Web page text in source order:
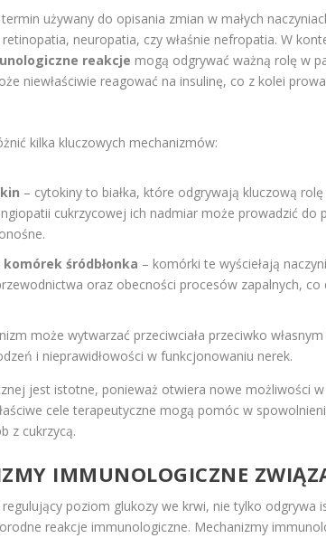
używany do opisania zmian w małych
neuropatia, czy właśnie nefropatia. W
reakcje mogą odgrywać ważną rolę w
niewłaściwie reagować na insulinę, co z kolei
kilka kluczowych mechanizmów:
– cytokiny to białka, które odgrywają kluczową
cukrzycowej ich nadmiar może prowadzić do
śródbłonka – komórki te wyściełają
oraz obecności procesów zapalnych,
może wytwarzać przeciwciała przeciwko
i nieprawidłowości w funkcjonowaniu nerek.
jest istotne, ponieważ otwiera nowe możliwości w
cele terapeutyczne mogą pomóc w
z cukrzycą.
IMMUNOLOGICZNE
poziom glukozy we krwi, nie tylko odgrywa
reakcje immunologiczne. Mechanizmy